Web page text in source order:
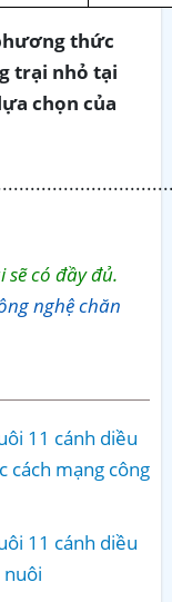
thức
trại nhỏ tại
chọn của
có đầy đủ.
nghệ chăn
11 cánh diều
cách mạng công
11 cánh diều
nuôi